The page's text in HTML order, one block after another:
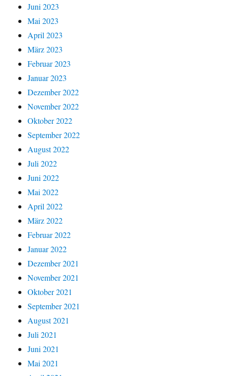
Juni 2023
Mai 2023
April 2023
März 2023
Februar 2023
Januar 2023
Dezember 2022
November 2022
Oktober 2022
September 2022
August 2022
Juli 2022
Juni 2022
Mai 2022
April 2022
März 2022
Februar 2022
Januar 2022
Dezember 2021
November 2021
Oktober 2021
September 2021
August 2021
Juli 2021
Juni 2021
Mai 2021